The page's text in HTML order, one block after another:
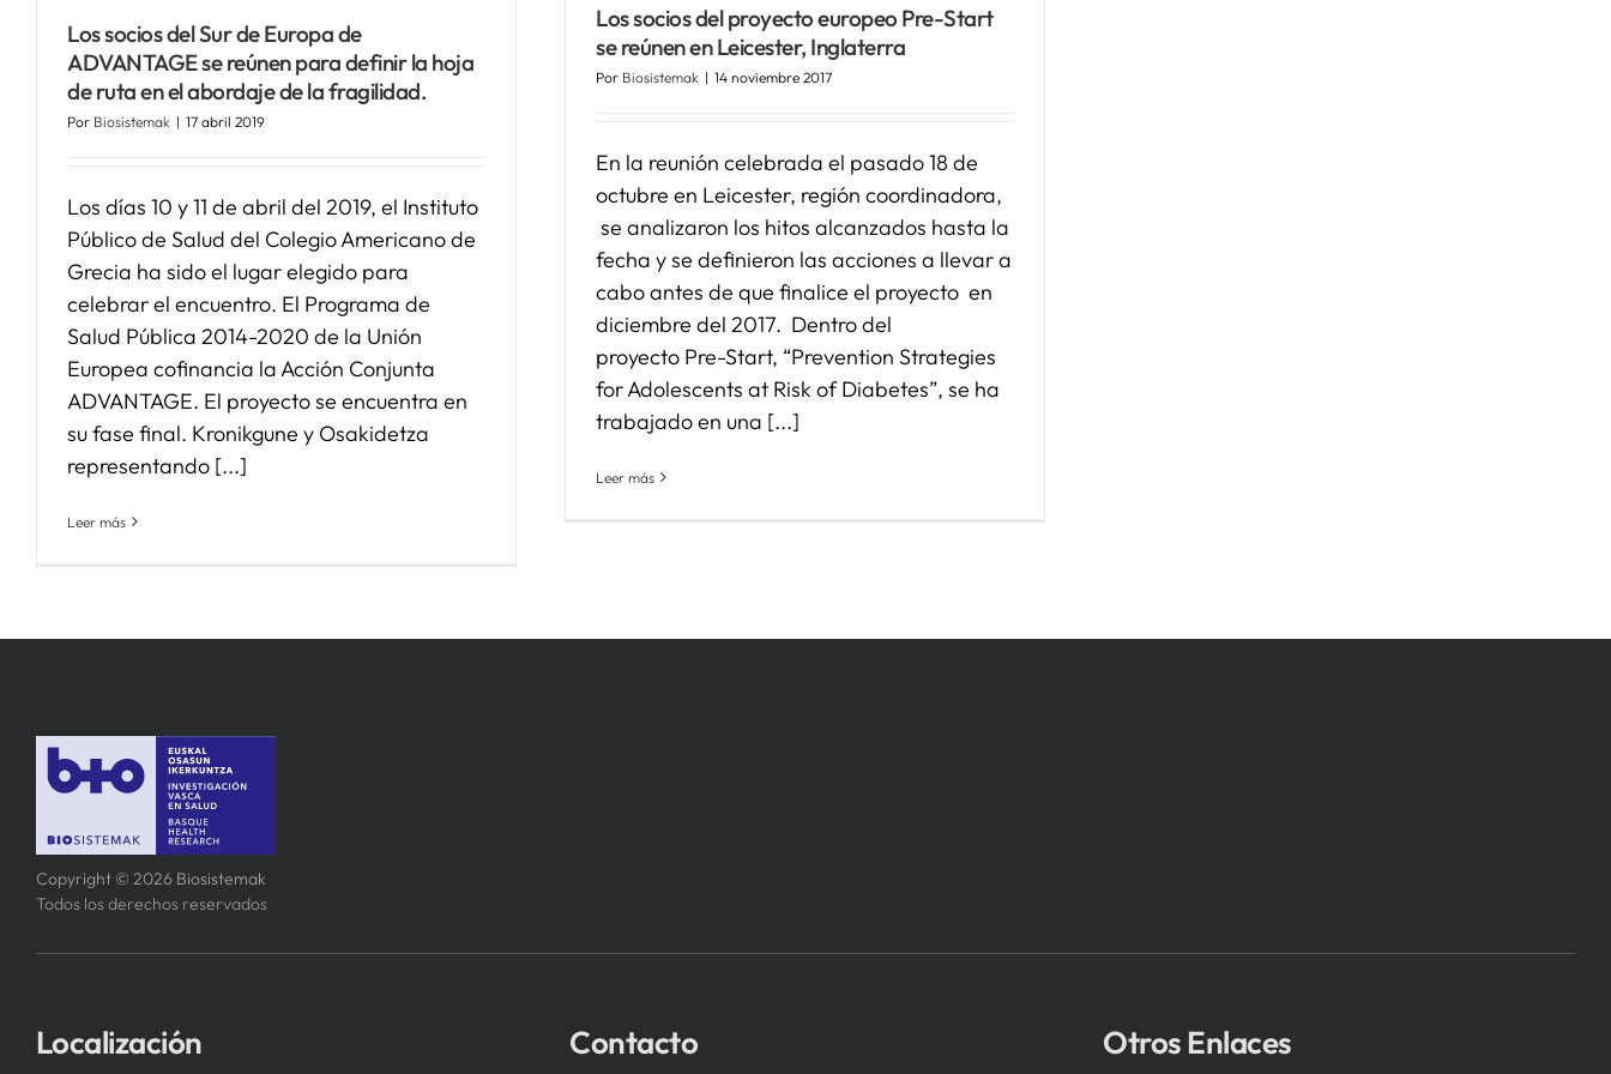
Los socios del Sur de Europa de
ADVANTAGE se reúnen para definir la hoja
de ruta en el abordaje de la fragilidad.
Por Biosistemak | 17 abril 2019
Los días 10 y 11 de abril del 2019, el Instituto
Público de Salud del Colegio Americano de
Grecia ha sido el lugar elegido para
celebrar el encuentro. El Programa de
Salud Pública 2014-2020 de la Unión
Europea cofinancia la Acción Conjunta
ADVANTAGE. El proyecto se encuentra en
su fase final. Kronikgune y Osakidetza
representando [...]
Leer más
Los socios del proyecto europeo Pre-Start
se reúnen en Leicester, Inglaterra
Por Biosistemak | 14 noviembre 2017
En la reunión celebrada el pasado 18 de
octubre en Leicester, región coordinadora,
se analizaron los hitos alcanzados hasta la
fecha y se definieron las acciones a llevar a
cabo antes de que finalice el proyecto en
diciembre del 2017. Dentro del
proyecto Pre-Start, “Prevention Strategies
for Adolescents at Risk of Diabetes”, se ha
trabajado en una [...]
Leer más
Copyright © 2026 Biosistemak
Todos los derechos reservados
Localización Contacto Otros Enlaces